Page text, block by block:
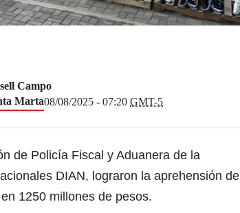
Campo
Marta08/08/2025 - 07:20 GMT-5
de Policía Fiscal y Aduanera de la
DIAN, lograron la aprehensión de
1250 millones de pesos.